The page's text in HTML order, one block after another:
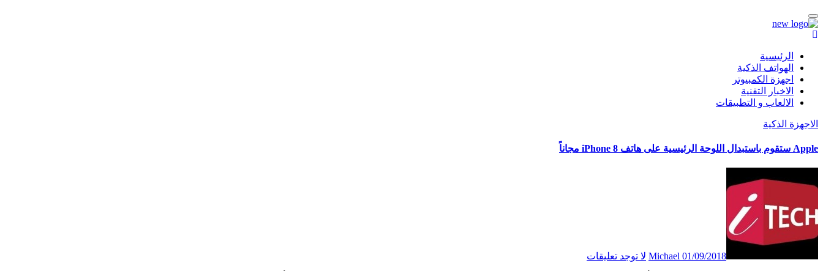
الرئيسية
الهواتف الذكية
اجهزة الكمبيوتر
الاخبار التقنية
الالعاب و التطبيقات
الاجهزة الذكية
Apple ستقوم باستبدال اللوحة الرئيسية على هاتف iPhone 8 مجاناً
Michael 01/09/2018 لا توجد تعليقات